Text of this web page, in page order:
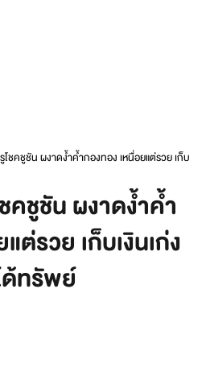
โชคชูชัน ผงาดง้ำค้ำกองทอง เหนื่อยแต่รวย เก็บ
คชูชัน ผงาดง้ำค้ำ
ต่รวย เก็บเงินเก่ง
ด้ทรัพย์